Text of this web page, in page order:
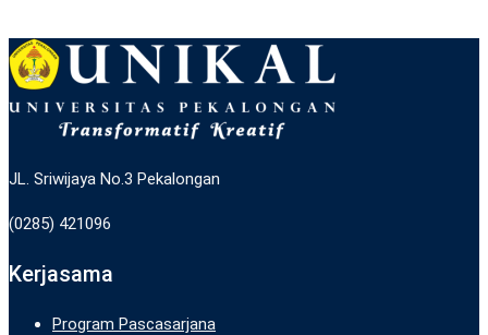
JL. Sriwijaya No.3 Pekalongan
(0285) 421096
Kerjasama
Program Pascasarjana